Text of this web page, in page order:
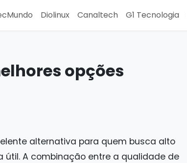
Diolinux Canaltech G1 Tecnologia
opções
alternativa para quem busca alto
útil. A combinação entre a qualidade de